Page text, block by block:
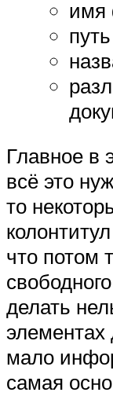
имя
Главное в
всё это
то
что потом
делать
элементах
мало
самая